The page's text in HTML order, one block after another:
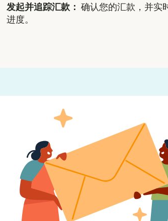
发起并追踪汇款：
确认您的汇款，并实
进度。